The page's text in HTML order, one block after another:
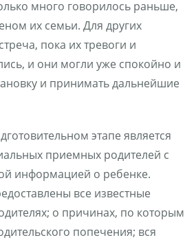
много говорилось раньше,
их семьи. Для других
пока их тревоги и
и они могли уже спокойно и
и принимать дальнейшие
этапе является
приемных родителей с
информацией о ребенке.
все известные
о причинах, по которым
попечения; вся